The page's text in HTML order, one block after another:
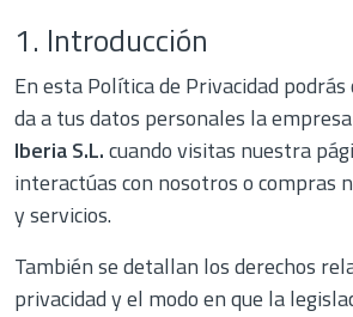
Legal
Terms of Use
Cookie Policy
Privacy Policy
Language
Español
English
1. Introducción
En esta Política de Privacidad podrás
da a tus datos personales la empresa
IberiaS.L.cuando visitas nuestra
interactúas con nosotros o compras
y servicios.
También se detallan los derechos
privacidad y el modo en que la